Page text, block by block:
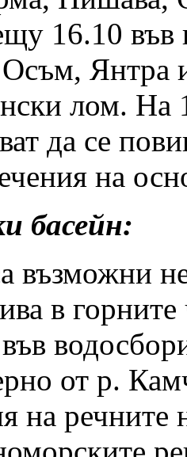
16.10 във
Янтра
лом. На
да се
на
басейн:
възможни
в
от р.
на речните